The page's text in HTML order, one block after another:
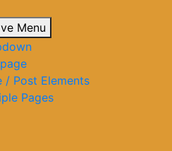
Menu
/ Post Elements
Pages